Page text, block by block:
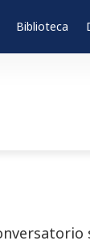
Biblioteca